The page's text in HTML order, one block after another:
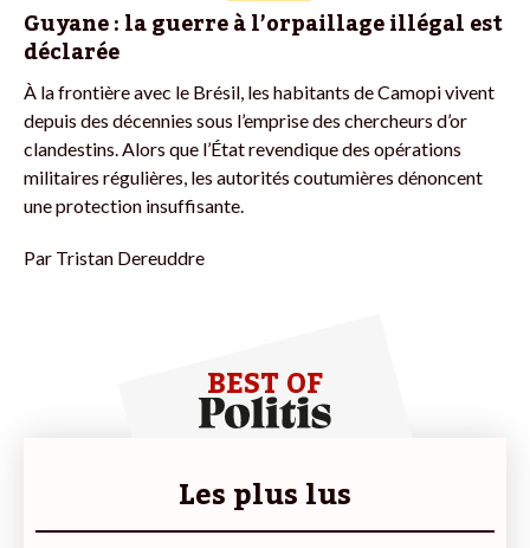
Guyane : la guerre à l’orpaillage illégal est
déclarée
À la frontière avec le Brésil, les habitants de Camopi vivent
depuis des décennies sous l’emprise des chercheurs d’or
clandestins. Alors que l’État revendique des opérations
militaires régulières, les autorités coutumières dénoncent
une protection insuffisante.
Par Tristan Dereuddre
BEST OF
Les plus lus